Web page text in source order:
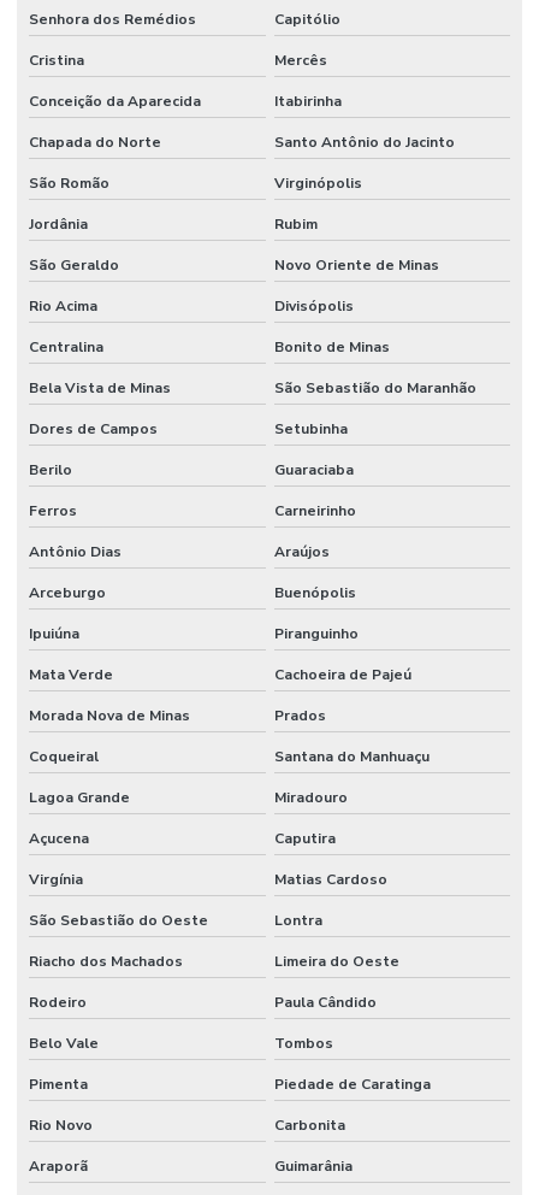
Senhora dos Remédios Capitólio
Cristina Mercês
Conceição da Aparecida Itabirinha
Chapada do Norte Santo Antônio do Jacinto
São Romão Virginópolis
Jordânia Rubim
São Geraldo Novo Oriente de Minas
Rio Acima Divisópolis
Centralina Bonito de Minas
Bela Vista de Minas São Sebastião do Maranhão
Dores de Campos Setubinha
Berilo Guaraciaba
Ferros Carneirinho
Antônio Dias Araújos
Arceburgo Buenópolis
Ipuiúna Piranguinho
Mata Verde Cachoeira de Pajeú
Morada Nova de Minas Prados
Coqueiral Santana do Manhuaçu
Lagoa Grande Miradouro
Açucena Caputira
Virgínia Matias Cardoso
São Sebastião do Oeste Lontra
Riacho dos Machados Limeira do Oeste
Rodeiro Paula Cândido
Belo Vale Tombos
Pimenta Piedade de Caratinga
Rio Novo Carbonita
Araporã Guimarânia